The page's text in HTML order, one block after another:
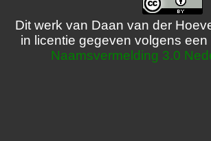
Dit werk van Daan van der
in licentie gegeven volgens een
Naamsvermelding 3.0